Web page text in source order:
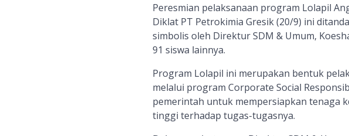
Peresmian pelaksanaan program Lolapil
Diklat PT Petrokimia Gresik (20/9) ini
simbolis oleh Direktur SDM & Umum,
91 siswa lainnya.
Program Lolapil ini merupakan bentuk
melalui program Corporate Social
pemerintah untuk mempersiapkan tenaga
tinggi terhadap tugas-tugasnya.